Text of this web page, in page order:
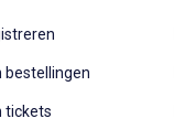
bestellingen
tickets